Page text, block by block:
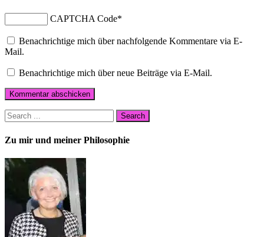
CAPTCHA Code*
Benachrichtige mich über nachfolgende Kommentare via E-
Mail.
Benachrichtige mich über neue Beiträge via E-Mail.
Zu mir und meiner Philosophie